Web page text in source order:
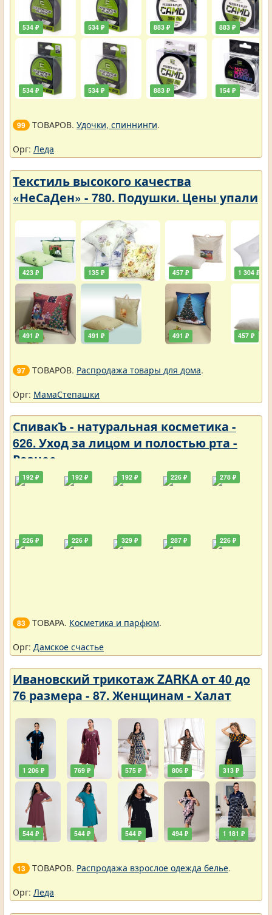
534 ₽
534 ₽
534 ₽
534 ₽
883 ₽
883 ₽
883 ₽
154 ₽
99 ТОВАРОВ. Удочки, спиннинги.
Орг: Леда
Текстиль высокого качества
«НеСаДен» - 780. Подушки. Цены упали
423 ₽
491 ₽
135 ₽
491 ₽
457 ₽
491 ₽
1 304 ₽
457 ₽
97 ТОВАРОВ. Распродажа товары для дома.
Орг: МамаСтепашки
СпивакЪ - натуральная косметика -
626. Уход за лицом и полостью рта -
Разное
192 ₽
226 ₽
192 ₽
226 ₽
192 ₽
329 ₽
226 ₽
287 ₽
278 ₽
226 ₽
83 ТОВАРА. Косметика и парфюм.
Орг: Дамское счастье
Ивановский трикотаж ZARKA от 40 до
76 размера - 87. Женщинам - Халат
1 206 ₽
544 ₽
769 ₽
544 ₽
575 ₽
544 ₽
806 ₽
494 ₽
313 ₽
1 181 ₽
13 ТОВАРОВ. Распродажа взрослое одежда белье.
Орг: Леда